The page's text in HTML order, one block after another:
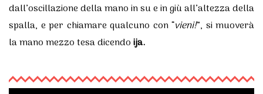
dall’oscillazione della mano in su e in giù all’altezza della
spalla, e per chiamare qualcuno con “vieni!”, si muoverà
la mano mezzo tesa dicendoija.